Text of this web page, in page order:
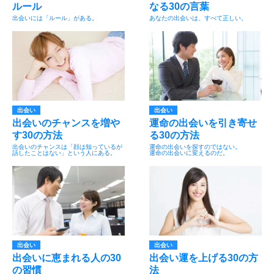
ルール
出会いには「ルール」がある。
なる30の言葉
あなたの出会いは、すべて正しい。
出会い
出会いのチャンスを増や
す30の方法
出会いのチャンスは「顔は知っているが
話したことはない」という人にある。
出会い
運命の出会いを引き寄せ
る30の方法
運命の出会いを探すのではない。
運命の出会いに変えるのだ。
出会い
出会いに恵まれる人の30
の習慣
出会い
出会い運を上げる30の方
法